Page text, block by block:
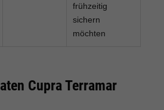
frühzeitig
sichern
möchten
Cupra Terramar